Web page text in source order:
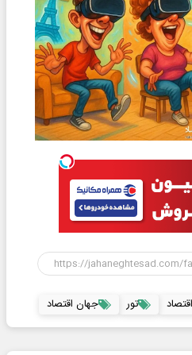
تور جهان اقتصاد